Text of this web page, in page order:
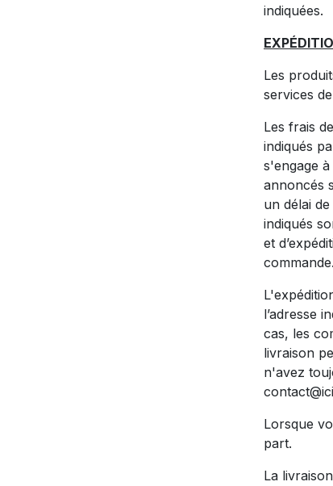
indiquées.
Les
services
Les frais
indiqués
s'engage
annoncés
un délai
indiqués
et
commande.
l’adresse
cas, les
livraison
n'avez
Lorsque
part.
La